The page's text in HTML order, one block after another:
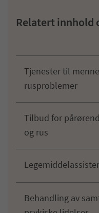
Relatert innhold
Tjenester til
rusproblemer
Tilbud for
og rus
Behandling av